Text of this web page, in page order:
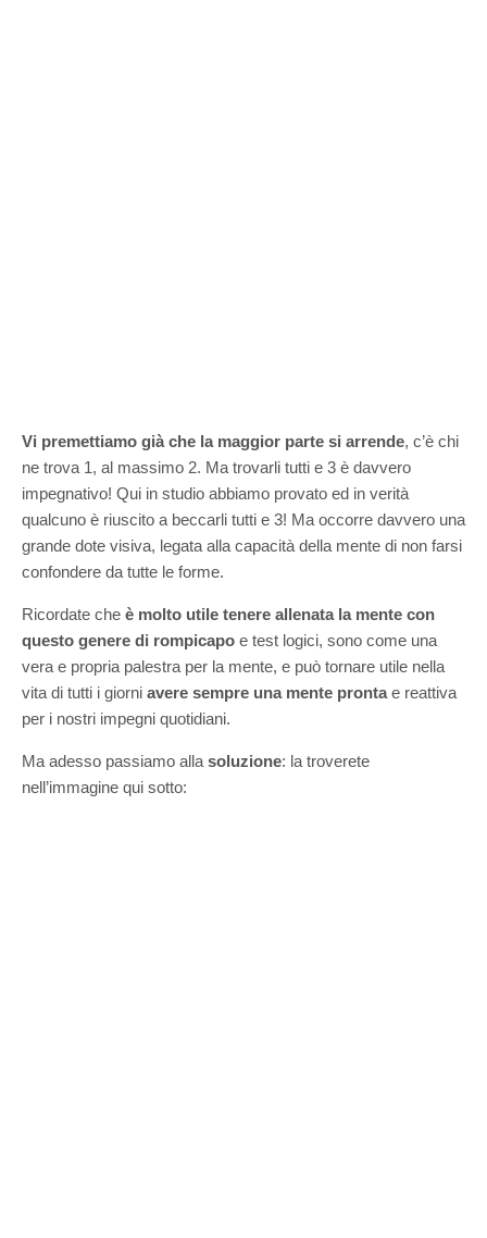
Vi premettiamo già che la maggior parte si arrende, c’è chi
ne trova 1, al massimo 2. Ma trovarli tutti e 3 è davvero
impegnativo! Qui in studio abbiamo provato ed in verità
qualcuno è riuscito a beccarli tutti e 3! Ma occorre davvero una
grande dote visiva, legata alla capacità della mente di non farsi
confondere da tutte le forme.
Ricordate che è molto utile tenere allenata la mente con
questo genere di rompicapo e test logici, sono come una
vera e propria palestra per la mente, e può tornare utile nella
vita di tutti i giorni avere sempre una mente prontae reattiva
per i nostri impegni quotidiani.
Ma adesso passiamo alla soluzione: la troverete
nell’immagine qui sotto: